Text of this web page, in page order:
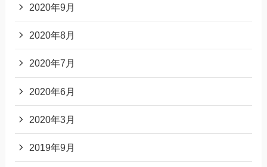
2020年9月
2020年8月
2020年7月
2020年6月
2020年3月
2019年9月